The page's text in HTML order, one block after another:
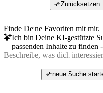
Zurücksetzen
Finde Deine Favoriten mit mir.
Ich bin Deine KI-gestützte
passenden Inhalte zu finden
neue Suche